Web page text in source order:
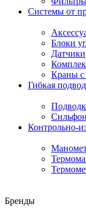
Системы от
Блоки
Датчики
Краны с
Гибкая
Контрольно-
Бренды